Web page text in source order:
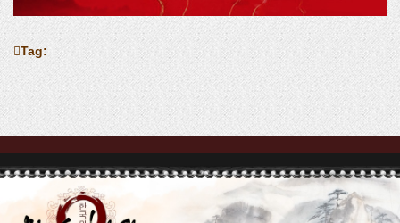
Thông tin sản phẩm:
Tag: